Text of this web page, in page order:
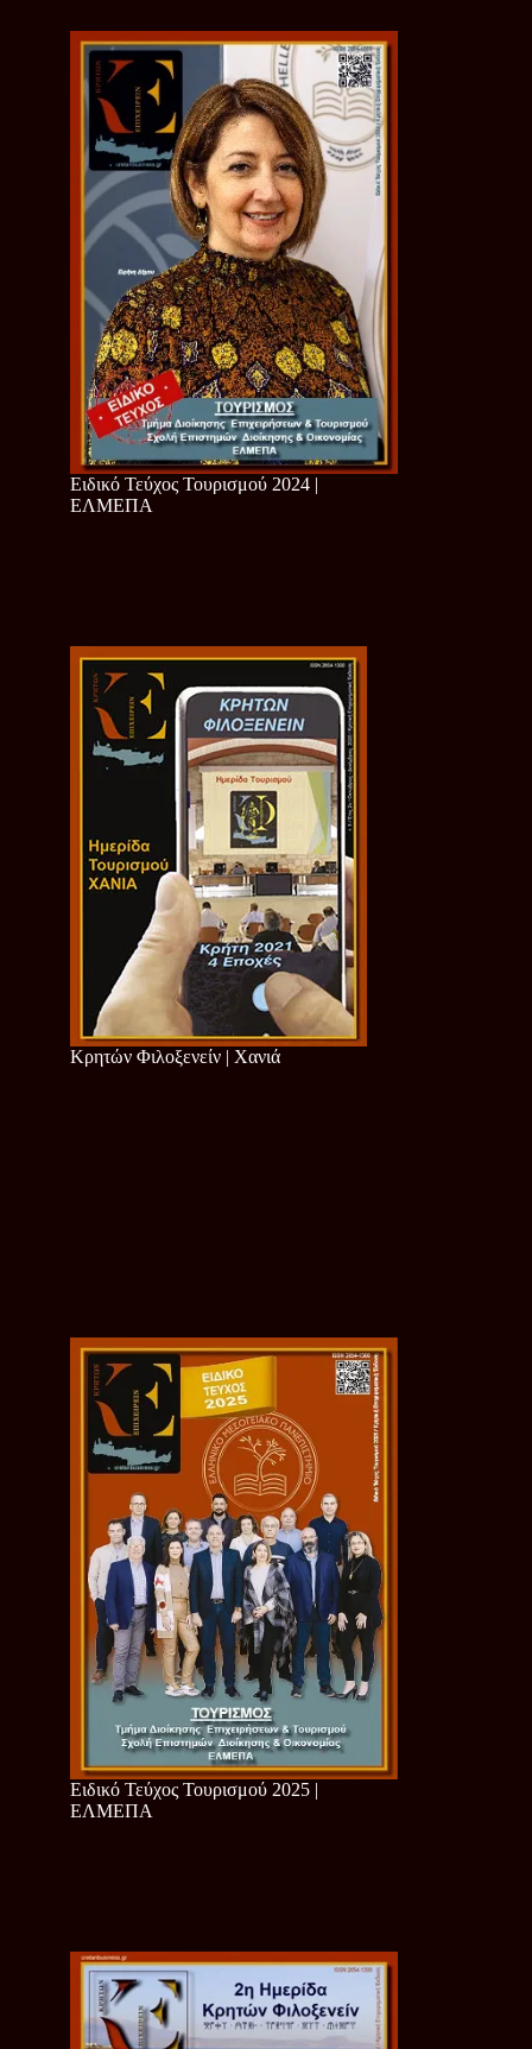
Ειδικό Τεύχος Τουρισμού 2024 |
ΕΛΜΕΠΑ
Κρητών Φιλοξενείν | Χανιά
Ειδικό Τεύχος Τουρισμού 2025 |
ΕΛΜΕΠΑ